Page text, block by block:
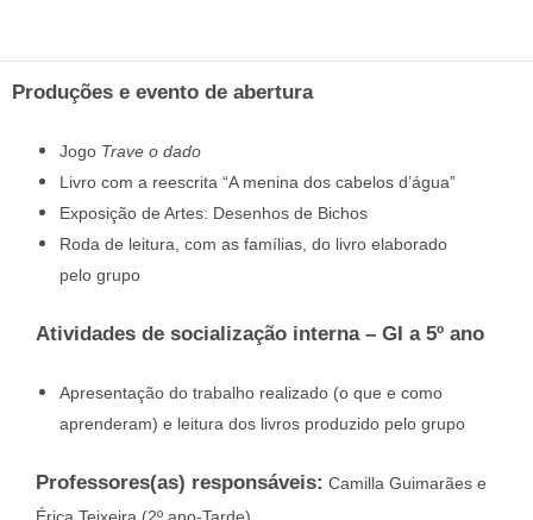
Produções e evento de abertura
Jogo Trave o dado
Livro com a reescrita “A menina dos cabelos d’água”
Exposição de Artes: Desenhos de Bichos
Roda de leitura, com as famílias, do livro elaborado
pelo grupo
Atividades de socialização interna – GI a 5º ano
Apresentação do trabalho realizado (o que e como
aprenderam) e leitura dos livros produzido pelo grupo
Professores(as) responsáveis: Camilla Guimarães e
Érica Teixeira (2º ano-Tarde)